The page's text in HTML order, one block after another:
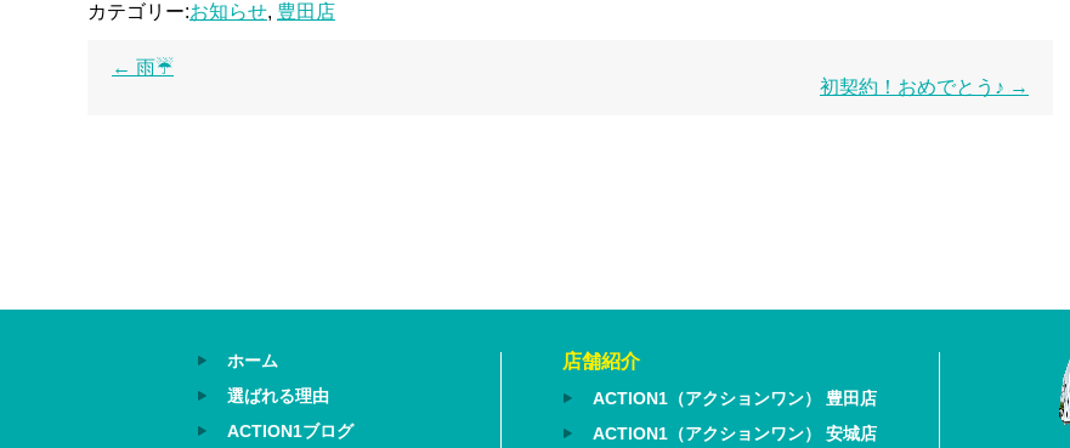
カテゴリー:お知らせ, 豊田店
← 雨☔
初契約！おめでとう♪ →
ホーム
選ばれる理由
ACTION1ブログ
店舗紹介
ACTION1（アクションワン） 豊田店
ACTION1（アクションワン） 安城店